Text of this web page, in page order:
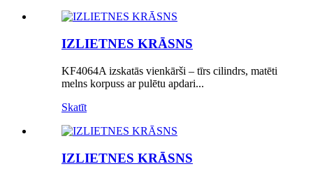
IZLIETNES KRĀSNS
KF4064A izskatās vienkārši – tīrs cilindrs, matēti
melns korpuss ar pulētu apdari...
Skatīt
IZLIETNES KRĀSNS